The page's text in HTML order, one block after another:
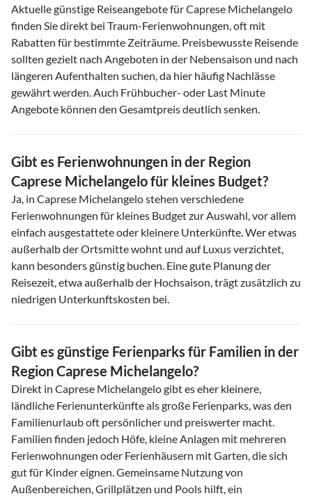
Aktuelle günstige Reiseangebote für Caprese Michelangelo
finden Sie direkt bei Traum-Ferienwohnungen, oft mit
Rabatten für bestimmte Zeiträume. Preisbewusste Reisende
sollten gezielt nach Angeboten in der Nebensaison und nach
längeren Aufenthalten suchen, da hier häufig Nachlässe
gewährt werden. Auch Frühbucher- oder Last Minute
Angebote können den Gesamtpreis deutlich senken.
Gibt es Ferienwohnungen in der Region
Caprese Michelangelo für kleines Budget?
Ja, in Caprese Michelangelo stehen verschiedene
Ferienwohnungen für kleines Budget zur Auswahl, vor allem
einfach ausgestattete oder kleinere Unterkünfte. Wer etwas
außerhalb der Ortsmitte wohnt und auf Luxus verzichtet,
kann besonders günstig buchen. Eine gute Planung der
Reisezeit, etwa außerhalb der Hochsaison, trägt zusätzlich zu
niedrigen Unterkunftskosten bei.
Gibt es günstige Ferienparks für Familien in der
Region Caprese Michelangelo?
Direkt in Caprese Michelangelo gibt es eher kleinere,
ländliche Ferienunterkünfte als große Ferienparks, was den
Familienurlaub oft persönlicher und preiswerter macht.
Familien finden jedoch Höfe, kleine Anlagen mit mehreren
Ferienwohnungen oder Ferienhäusern mit Garten, die sich
gut für Kinder eignen. Gemeinsame Nutzung von
Außenbereichen, Grillplätzen und Pools hilft, ein